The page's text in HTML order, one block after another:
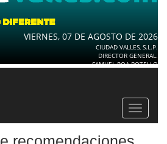
VIERNES, 07 DE AGOSTO DE 2026
CIUDAD VALLES, S.L.P.
DIRECTOR GENERAL.
SAMUEL ROA BOTELLO
Toggle